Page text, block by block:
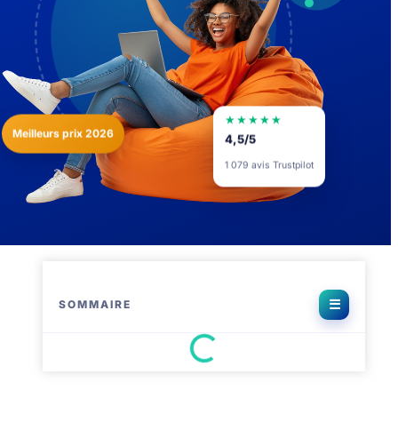
Meilleurs prix 2026
★★★★★
4,5/5
1 079 avis Trustpilot
SOMMAIRE